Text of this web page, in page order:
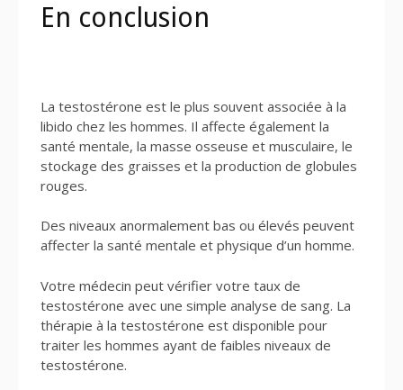
En conclusion
La testostérone est le plus souvent associée à la
libido chez les hommes. Il affecte également la
santé mentale, la masse osseuse et musculaire, le
stockage des graisses et la production de globules
rouges.
Des niveaux anormalement bas ou élevés peuvent
affecter la santé mentale et physique d’un homme.
Votre médecin peut vérifier votre taux de
testostérone avec une simple analyse de sang. La
thérapie à la testostérone est disponible pour
traiter les hommes ayant de faibles niveaux de
testostérone.